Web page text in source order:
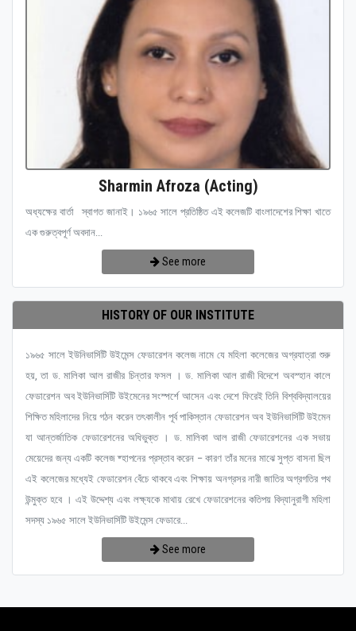
Sharmin Afroza (Acting)
অধ্যক্ষের বার্তা স্বাগত জানাই। ১৯৬৫ সালে প্রতিষ্ঠিত এই কলেজটি বাংলাদেশের শিক্ষা খাতে
এক গুরুত্বপূর্ণ অবদান...
See more
HISTORY OF OUR INSTITUTE
১৯৬৫ সালে ইউনিভার্সিটি উইমেন্স ফেডারেশন কলেজ নামে যে মহিলা কলেজের অগ্রযাত্রা শুরু
হয়, তা ড. মালিকা আল রাজীর চিন্তার ফসল । ড. মালিকা আল রাজী বিদেশে অবস্হান কালে
ফেডারেশন অব ইউনিভার্সিটি উইমেনের সংস্পর্শে আসেন এবং দেশে ফিরেই তিনি বিশ্ববিদ্যালয়ের
শিক্ষিত মহিলাদের নিয়ে গঠন করেন তৎকালীন পূর্ব পাকিস্তান ফেডারেশন অব ইউনিভার্সিটি উইমেন
যা আন্তর্জাতিক ফেডারেশনের অধিভুক্ত । ড. মালিকা আল রাজী ফেডারেশনের এক সভায়
মেয়েদের জন্য একটি কলেজ ষ্হাপনের প্রস্তাব করেন – কারণ তাঁর মনের মাঝে সুপ্ত বাসনা ছিল
এই কলেজের মধ্যেই ফেডারেশন বেঁচে থাকবে এবং শিক্ষায় অনগ্রসর নারী জাতির অগ্রগতির পথ
উন্মুক্ত হবে । এই উদ্দেশ্য এবং লক্ষ্যকে মাথায় রেখে ফেডারেশনের কতিপয় বিদ্যানুরাগী মহিলা
সদস্য ১৯৬৫ সালে ইউনিভার্সিটি উইমেন্স ফেডারে...
See more